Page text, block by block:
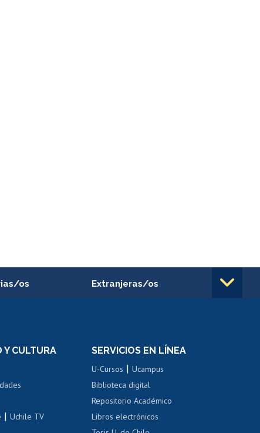
os
interna
renta
renta
Extranjeras/os
Cursos de español
Y CULTURA
|Uchile TV
SERVICIOS EN LÍNEA
U-Cursos |Ucampus
Biblioteca digital
Repositorio Académico
Libros electrónicos